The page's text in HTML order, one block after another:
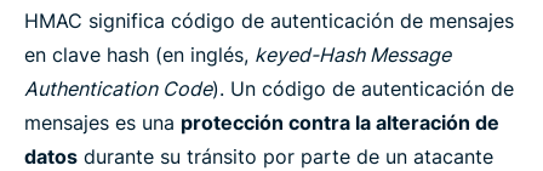
HMAC significa código de autenticación de mensajes
en clave hash (en inglés, keyed-Hash Message
Authentication Code). Un código de autenticación de
mensajes es una protección contra la alteración de
datos durante su tránsito por parte de un atacante